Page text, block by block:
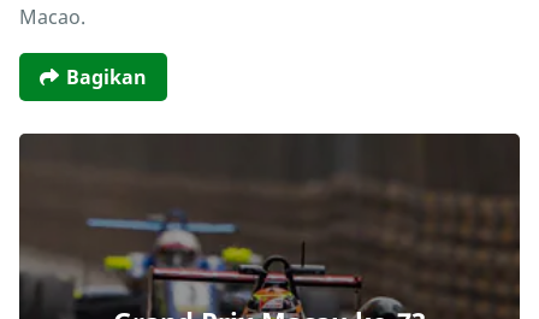
Macao.
Bagikan